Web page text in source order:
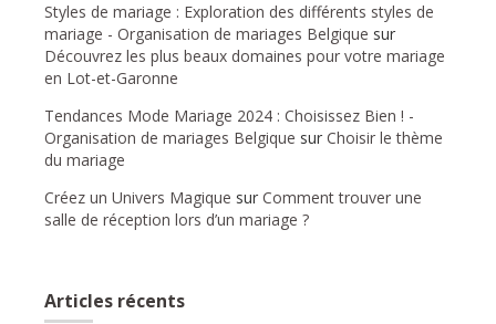
Styles de mariage : Exploration des différents styles de
mariage - Organisation de mariages Belgique sur
Découvrez les plus beaux domaines pour votre mariage
en Lot-et-Garonne
Tendances Mode Mariage 2024 : Choisissez Bien ! -
Organisation de mariages Belgique sur Choisir le thème
du mariage
Créez un Univers Magique sur Comment trouver une
salle de réception lors d’un mariage ?
Articles récents